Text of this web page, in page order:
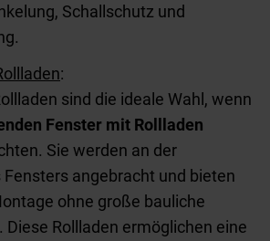
Schallschutz und
:
sind die ideale Wahl, wenn
Fenster mit Rollladen
Sie werden an der
angebracht und bieten
ohne große bauliche
Diese Rollladen ermöglichen eine